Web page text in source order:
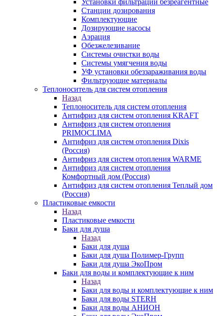
Установки фильтрации безреагентные
Станции дозирования
Комплектующие
Дозирующие насосы
Аэрация
Обезжелезивание
Системы очистки воды
Системы умягчения воды
УФ установки обеззараживания воды
Фильтрующие материалы
Теплоноситель для систем отопления
Назад
Теплоноситель для систем отопления
Антифриз для систем отопления KRAFT
Антифриз для систем отопления
PRIMOCLIMA
Антифриз для систем отопления Dixis
(Россия)
Антифриз для систем отопления WARME
Антифриз для систем отопления
Комфортный дом (Россия)
Антифриз для систем отопления Теплый дом
(Россия)
Пластиковые емкости
Назад
Пластиковые емкости
Баки для душа
Назад
Баки для душа
Баки для душа Полимер-Групп
Баки для душа ЭкоПром
Баки для воды и комплектующие к ним
Назад
Баки для воды и комплектующие к ним
Баки для воды STERH
Баки для воды АНИОН